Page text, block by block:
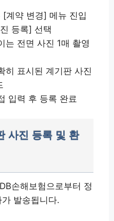
계약 변경] 메뉴 진입
등록] 선택
는 전면 사진 1매 촬영
히 표시된 계기판 사진
입력 후 등록 완료
사진 등록 및 환
손해보험으로부터 정
발송됩니다.